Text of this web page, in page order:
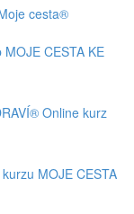
cesta®
CESTA KE
Online kurz
MOJE CESTA